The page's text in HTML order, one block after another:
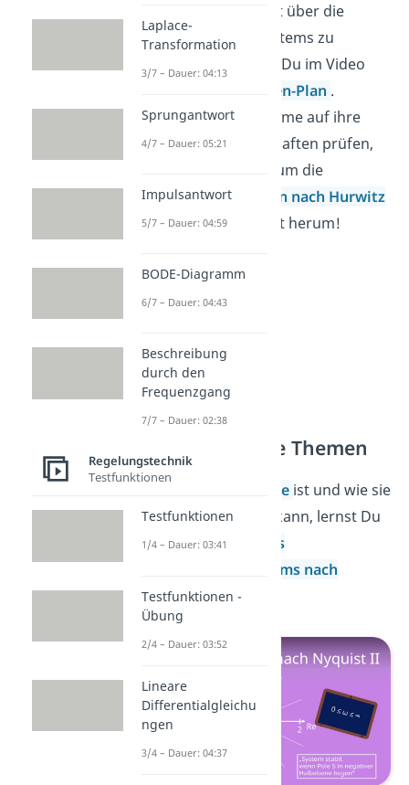
kann, um Auskunft über die
Stabilität eines Systems zu
erlangen, erfährst Du im Video
Pol-Nullstellen-Plan .
Möchtest Du Systeme auf ihre
Stabilitätseigenschaften prüfen,
dann kommst Du um die
Stabilitätskriterien nach Hurwitz
undNyquist nicht herum!
Weitere wichtige Themen
Ortskurve ist und wie sie
Dir behilflich sein kann, lernst Du
imzweiten Teil des
Stabilitätskriteriums nach
Nyquist.
Laplace-
Transformation
3/7 – Dauer: 04:13
Sprungantwort
4/7 – Dauer: 05:21
Impulsantwort
5/7 – Dauer: 04:59
BODE-Diagramm
6/7 – Dauer: 04:43
Beschreibung
durch den
Frequenzgang
7/7 – Dauer: 02:38
Regelungstechnik
Testfunktionen
Testfunktionen
1/4 – Dauer: 03:41
Testfunktionen -
Übung
2/4 – Dauer: 03:52
Lineare
Differentialgleichu
ngen
3/4 – Dauer: 04:37